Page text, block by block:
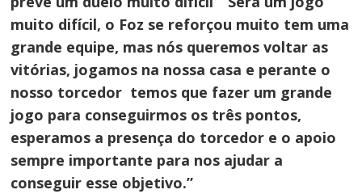
muito difícil, o Foz se reforçou muito tem uma
grande equipe, mas nós queremos voltar as
vitórias, jogamos na nossa casa e perante o
nosso torcedor temos que fazer um grande
jogo para conseguirmos os três pontos,
esperamos a presença do torcedor e o apoio
sempre importante para nos ajudar a
conseguir esse objetivo.”
Navegação
de
Post